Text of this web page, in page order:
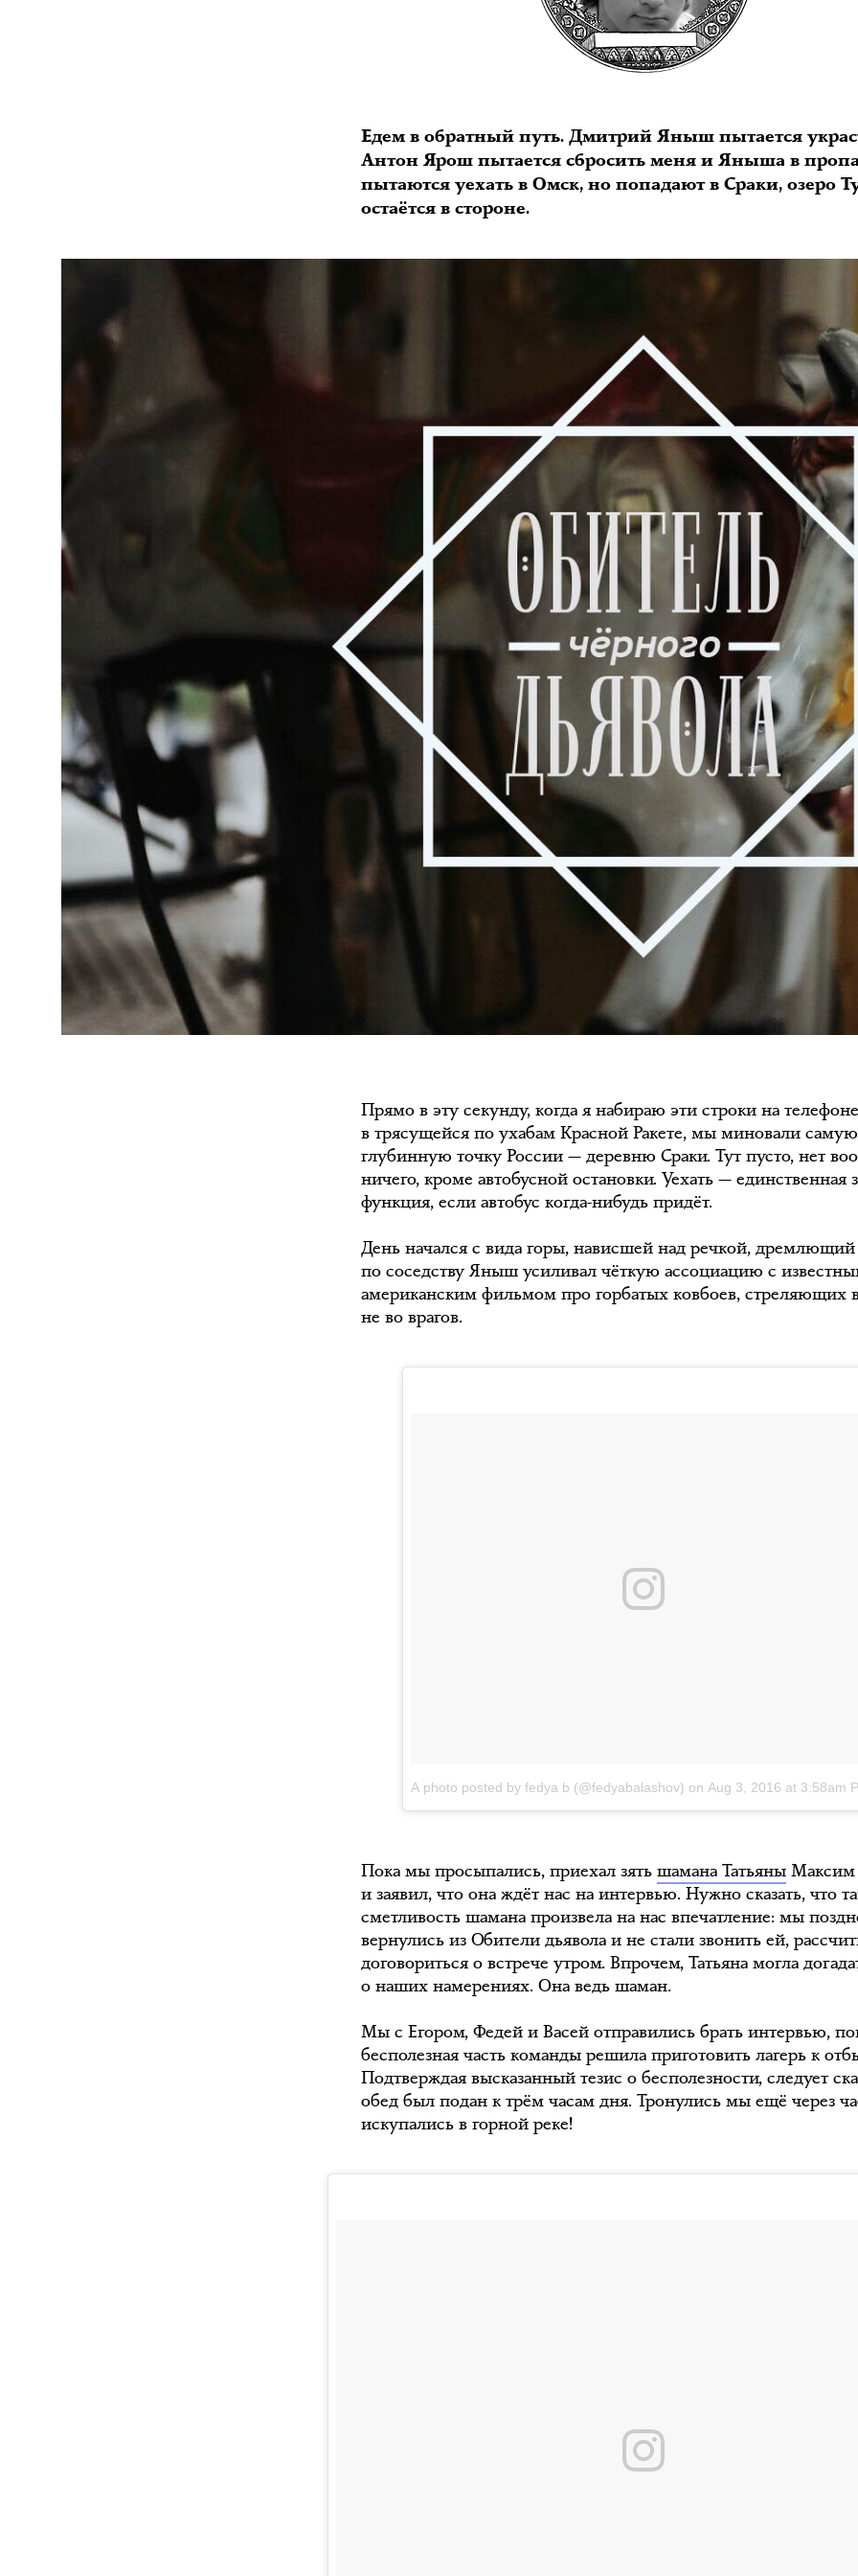
Едем в обратный путь. Дмитрий Яныш пытается
Антон Ярош пытается сбросить меня и Яныша в
пытаются уехать в Омск, но попадают в Сраки, озеро
остаётся в стороне.
Прямо в эту секунду, когда я набираю эти строки на телефоне
в трясущейся по ухабам Красной Ракете, мы миновали самую
глубинную точку России — деревню Сраки. Тут пусто, нет
ничего, кроме автобусной остановки. Уехать — единственная
функция, если автобус когда-нибудь придёт.
День начался с вида горы, нависшей над речкой, дремлющий
по соседству Яныш усиливал чёткую ассоциацию с
американским фильмом про горбатых ковбоев, стреляющих
не во врагов.
A photo posted by fedya b (@fedyabalashov) on Aug 3, 2016 at 3:58am
Пока мы просыпались, приехал зятьшамана Татьяны Максим
и заявил, что она ждёт нас на интервью. Нужно сказать, что
сметливость шамана произвела на нас впечатление: мы
вернулись из Обители дьявола и не стали звонить ей,
договориться о встрече утром. Впрочем, Татьяна могла
о наших намерениях. Она ведь шаман.
Мы с Егором, Федей и Васей отправились брать интервью,
бесполезная часть команды решила приготовить лагерь к
Подтверждая высказанный тезис о бесполезности, следует
обед был подан к трём часам дня. Тронулись мы ещё через
искупались в горной реке!